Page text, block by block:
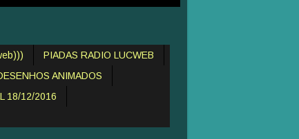
PIADAS RADIO LUCWEB
ANIMADOS
18/12/2016